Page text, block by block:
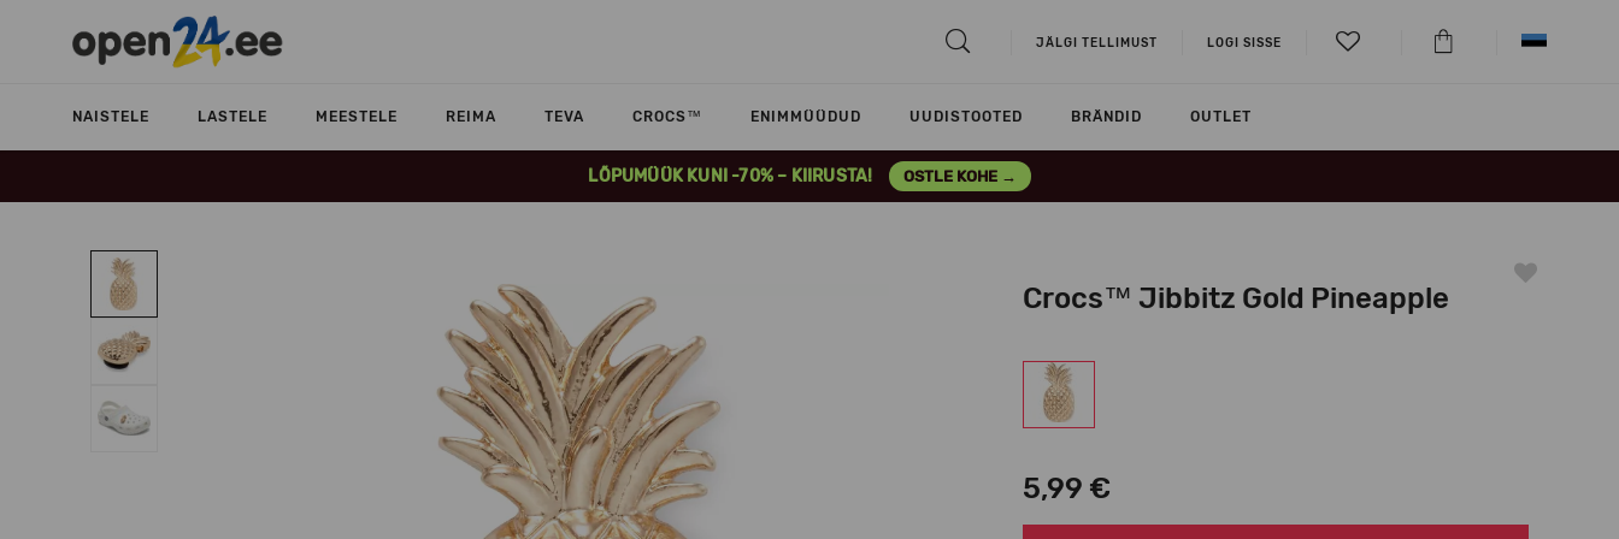
JÄLGI TELLIMUST LOGI SISSE
NAISTELE LASTELE MEESTELE REIMA TEVA CROCS™ ENIMMÜÜDUD UUDISTOOTED BRÄNDID OUTLET
LÕPUMÜÜK KUNI -70% – KIIRUSTA! OSTLE KOHE →
Crocs™ Jibbitz Gold Pineapple
5,99 €